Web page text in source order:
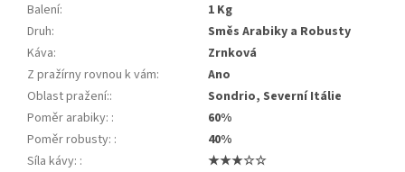
Balení:
1 Kg
Druh:
Směs Arabiky a Robusty
Káva:
Zrnková
Z pražírny rovnou k vám:
Ano
Oblast pražení::
Sondrio, Severní Itálie
Poměr arabiky: :
60%
Poměr robusty: :
40%
Síla kávy: :
★★★☆☆